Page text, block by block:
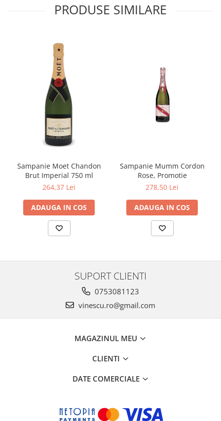
PRODUSE SIMILARE
Sampanie Moet Chandon
Brut Imperial 750 ml
264,37 Lei
ADAUGA IN COS
Sampanie Mumm Cordon
Rose, Promotie
278,50 Lei
ADAUGA IN COS
SUPORT CLIENTI
0753081123
vinescu.ro@gmail.com
MAGAZINUL MEU
CLIENTI
DATE COMERCIALE